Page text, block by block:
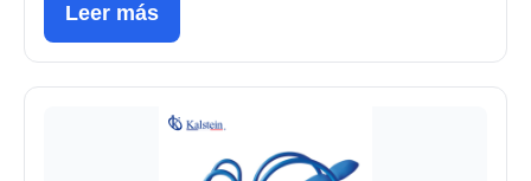
Leer más